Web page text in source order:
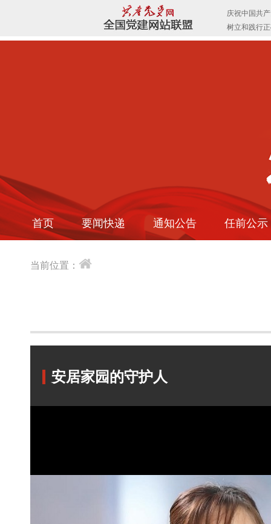
首页 要闻快递 通知公告 任前公示
当前位置：
安居家园的守护人